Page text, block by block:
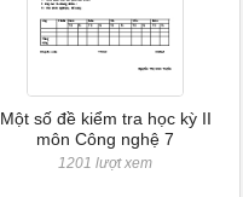
Một số đề kiểm tra học kỳ II
môn Công nghệ 7
1201 lượt xem